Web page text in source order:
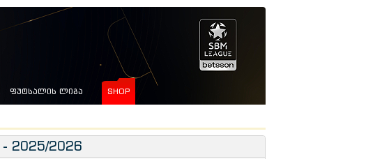
ᲤᲣᲢᲡᲐᲚᲘᲡ ᲚᲘᲒᲐ SHOP
- 2025/2026